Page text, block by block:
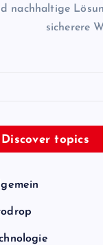
nachhaltige
sicherere
Discover topics